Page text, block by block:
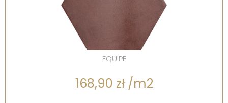
EQUIPE
168,90 zł /m2